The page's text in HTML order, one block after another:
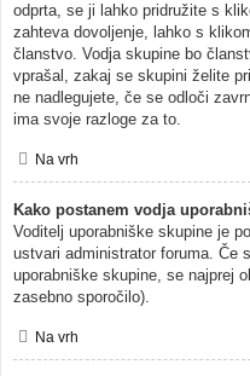
odprta, se ji lahko pridružite s
zahteva dovoljenje, lahko s
članstvo. Vodja skupine bo
vprašal, zakaj se skupini želite
ne nadlegujete, če se odloči
ima svoje razloge za to.
Na vrh
Kako postanem vodja
Voditelj uporabniške skupine je
ustvari administrator foruma. Če
uporabniške skupine, se najprej
zasebno sporočilo).
Na vrh